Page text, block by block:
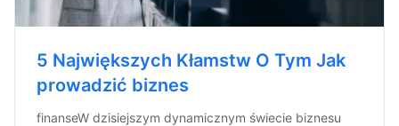
5 Największych Kłamstw O Tym Jak
prowadzić biznes
finanseW dzisiejszym dynamicznym świecie biznesu